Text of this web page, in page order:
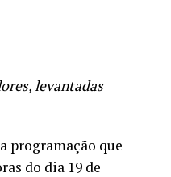
levantadas
programação que
do dia 19 de